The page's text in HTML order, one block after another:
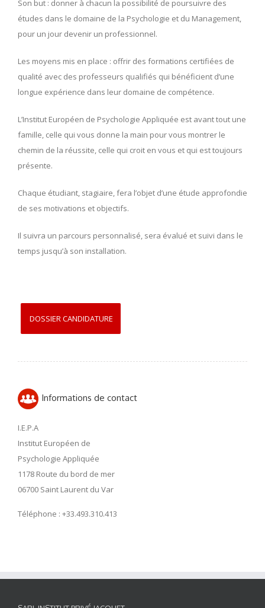
Son but : donner à chacun la possibilité de poursuivre des
études dans le domaine de la Psychologie et du Management,
pour un jour devenir un professionnel.
Les moyens mis en place : offrir des formations certifiées de
qualité avec des professeurs qualifiés qui bénéficient d’une
longue expérience dans leur domaine de compétence.
L’Institut Européen de Psychologie Appliquée est avant tout une
famille, celle qui vous donne la main pour vous montrer le
chemin de la réussite, celle qui croit en vous et qui est toujours
présente.
Chaque étudiant, stagiaire, fera l’objet d’une étude approfondie
de ses motivations et objectifs.
Il suivra un parcours personnalisé, sera évalué et suivi dans le
temps jusqu’à son installation.
DOSSIER CANDIDATURE
Informations de contact
I.E.P.A
Institut Européen de
Psychologie Appliquée
1178 Route du bord de mer
06700 Saint Laurent du Var
Téléphone : +33.493.310.413